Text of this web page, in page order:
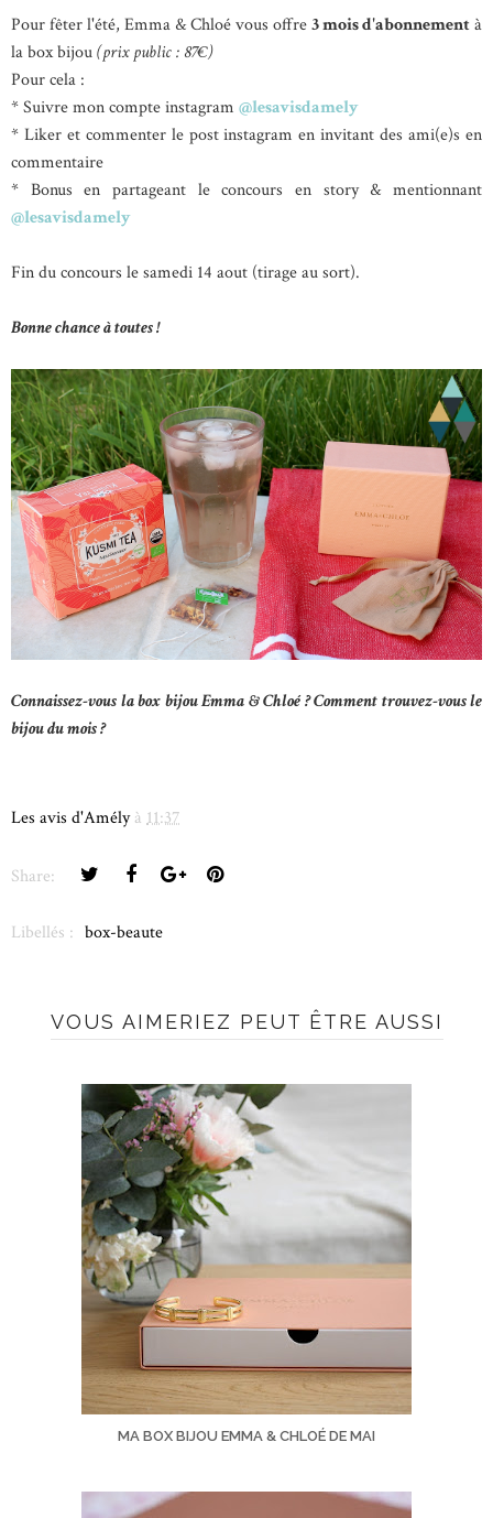
Pour fêter l'été, Emma & Chloé vous offre3 mois d'abonnementà
la box bijou(prix public : 87€)
Pour cela :
* Suivre mon compte instagram @lesavisdamely
* Liker et commenter le post instagram en invitant des ami(e)s en
commentaire
* Bonus en partageant le concours en story & mentionnant
@lesavisdamely
Fin du concours le samedi 14 aout (tirage au sort).
Bonne chance à toutes !
Connaissez-vous la box bijou Emma & Chloé ? Comment trouvez-vous le
bijou du mois ?
Les avis d'Amély à 11:37
Share:
Libellés : box-beaute
VOUS AIMERIEZ PEUT ÊTRE AUSSI
MA BOX BIJOU EMMA & CHLOÉ DE MAI